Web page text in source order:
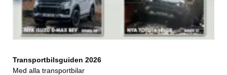
Transportbilsguiden 2026
Med alla transportbilar